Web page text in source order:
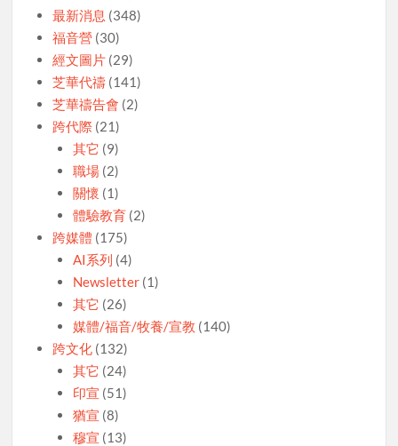
最新消息 (348)
福音營 (30)
經文圖片 (29)
芝華代禱 (141)
芝華禱告會 (2)
跨代際 (21)
其它 (9)
職場(2)
關懷 (1)
體驗教育(2)
跨媒體 (175)
AI系列 (4)
Newsletter(1)
其它 (26)
媒體/福音/牧養/宣教 (140)
跨文化 (132)
其它 (24)
印宣 (51)
猶宣 (8)
穆宣 (13)